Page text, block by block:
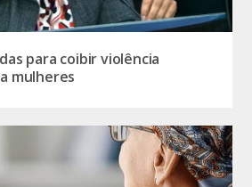
para coibir violência
mulheres